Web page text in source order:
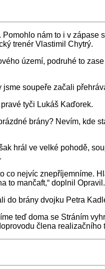
nám to i v
trenér Vlastimil Chytrý.
území, podruhé to
soupeře začali
tyči Lukáš Kaďorek.
brány? Nevím, kde
hrál ve velké pohodě,
nejvíc znepříjemníme.
to mančaft,“ doplnil Opravil.
brány dvojku Petra
teď doma se Stráním
člena realizačního